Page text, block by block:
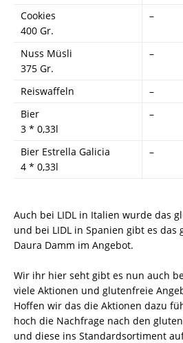
Cookies
400 Gr.
–
Nuss Müsli
375 Gr.
–
Reiswaffeln –
Bier
3 * 0,33l
–
Bier Estrella Galicia
4 * 0,33l
–
Auch bei LIDL in Italien wurde das
und bei LIDL in Spanien gibt es das
Daura Damm im Angebot.
Wir ihr hier seht gibt es nun auch
viele Aktionen und glutenfreie
Hoffen wir das die Aktionen dazu
hoch die Nachfrage nach den
und diese ins Standardsortiment